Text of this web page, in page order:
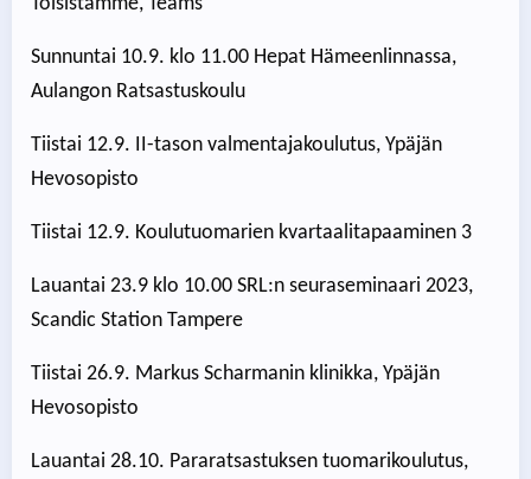
Sunnuntai 10.9. klo 11.00 Hepat Hämeenlinnassa,
Aulangon Ratsastuskoulu
Tiistai 12.9. II-tason valmentajakoulutus, Ypäjän
Hevosopisto
Tiistai 12.9. Koulutuomarien kvartaalitapaaminen 3
Lauantai 23.9 klo 10.00 SRL:n seuraseminaari 2023,
Scandic Station Tampere
Tiistai 26.9. Markus Scharmanin klinikka, Ypäjän
Hevosopisto
Lauantai 28.10. Pararatsastuksen tuomarikoulutus,